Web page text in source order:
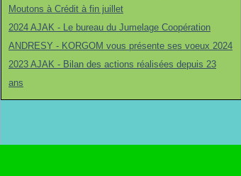
Moutons à Crédit à fin juillet
2024 AJAK - Le bureau du Jumelage Coopération
ANDRESY - KORGOM vous présente ses voeux 2024
2023 AJAK - Bilan des actions réalisées depuis 23
ans